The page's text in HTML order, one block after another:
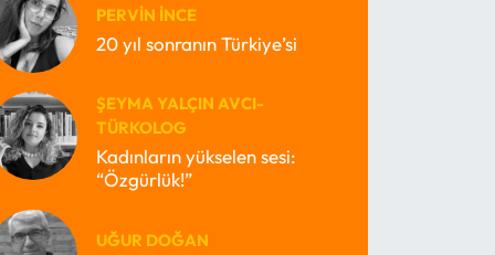
PERVIN İNCE
20 yıl sonranın Türkiye’si
ŞEYMA YALÇIN AVCI-
TÜRKOLOG
Kadınların yükselen sesi:
“Özgürlük!”
UĞUR DOĞAN